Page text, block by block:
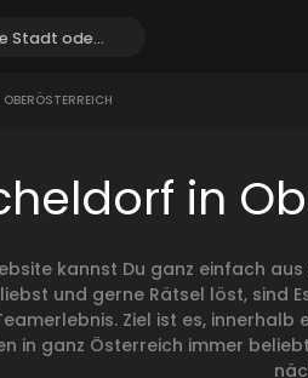
in
kannst Du ganz einfach
und gerne Rätsel löst, sind
Ziel ist es,
in ganz Österreich immer